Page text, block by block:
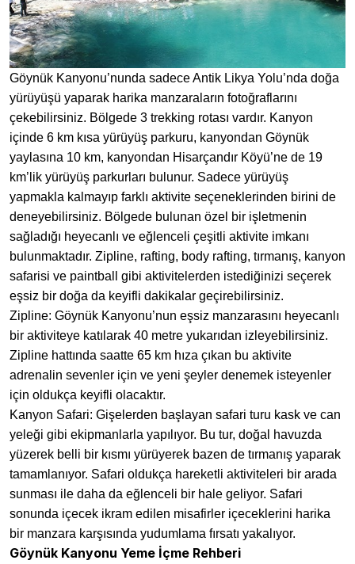
Göynük Kanyonu’nunda sadece Antik Likya Yolu’nda doğa
yürüyüşü yaparak harika manzaraların fotoğraflarını
çekebilirsiniz. Bölgede 3 trekking rotası vardır. Kanyon
içinde 6 km kısa yürüyüş parkuru, kanyondan Göynük
yaylasına 10 km, kanyondan Hisarçandır Köyü’ne de 19
km’lik yürüyüş parkurları bulunur. Sadece yürüyüş
yapmakla kalmayıp farklı aktivite seçeneklerinden birini de
deneyebilirsiniz. Bölgede bulunan özel bir işletmenin
sağladığı heyecanlı ve eğlenceli çeşitli aktivite imkanı
bulunmaktadır. Zipline, rafting, body rafting, tırmanış, kanyon
safarisi ve paintball gibi aktivitelerden istediğinizi seçerek
eşsiz bir doğa da keyifli dakikalar geçirebilirsiniz.
Zipline: Göynük Kanyonu’nun eşsiz manzarasını heyecanlı
bir aktiviteye katılarak 40 metre yukarıdan izleyebilirsiniz.
Zipline hattında saatte 65 km hıza çıkan bu aktivite
adrenalin sevenler için ve yeni şeyler denemek isteyenler
için oldukça keyifli olacaktır.
Kanyon Safari: Gişelerden başlayan safari turu kask ve can
yeleği gibi ekipmanlarla yapılıyor. Bu tur, doğal havuzda
yüzerek belli bir kısmı yürüyerek bazen de tırmanış yaparak
tamamlanıyor. Safari oldukça hareketli aktiviteleri bir arada
sunması ile daha da eğlenceli bir hale geliyor. Safari
sonunda içecek ikram edilen misafirler içeceklerini harika
bir manzara karşısında yudumlama fırsatı yakalıyor.
Göynük Kanyonu Yeme İçme Rehberi